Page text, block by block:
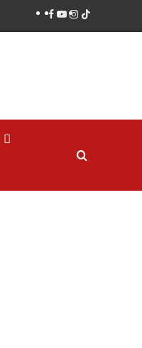
facebook
youtube
instagram
tiktok